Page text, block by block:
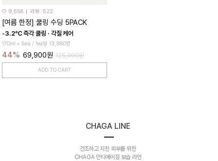
♡ 9,558 리뷰: 522
[여름 한정] 쿨링 수딩 5PACK
-3.2℃ 즉각 쿨링 · 각질 케어
170ml × 5ea / 1ea당 13,980원
44% 69,900원 125,000원
ADD TO CART
CHAGA LINE
건조하고 지친 피부를 위한
CHAGA 안티에이징 보습 라인